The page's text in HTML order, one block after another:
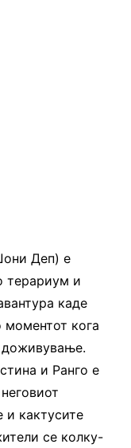
Дeп) е
терариум и
каде
моментот кога
доживување.
и Ранго е
и кактусите
се колку-